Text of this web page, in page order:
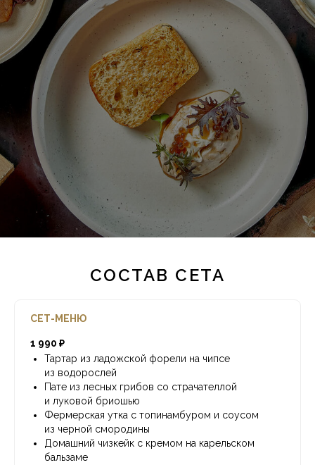
СОСТАВ СЕТА
СЕТ-МЕНЮ
1 990 ₽
Тартар из ладожской форели на чипсе
из водорослей
Пате из лесных грибов со страчателлой
и луковой бриошью
Фермерская утка с топинамбуром и соусом
из черной смородины
Домашний чизкейк с кремом на карельском
бальзаме